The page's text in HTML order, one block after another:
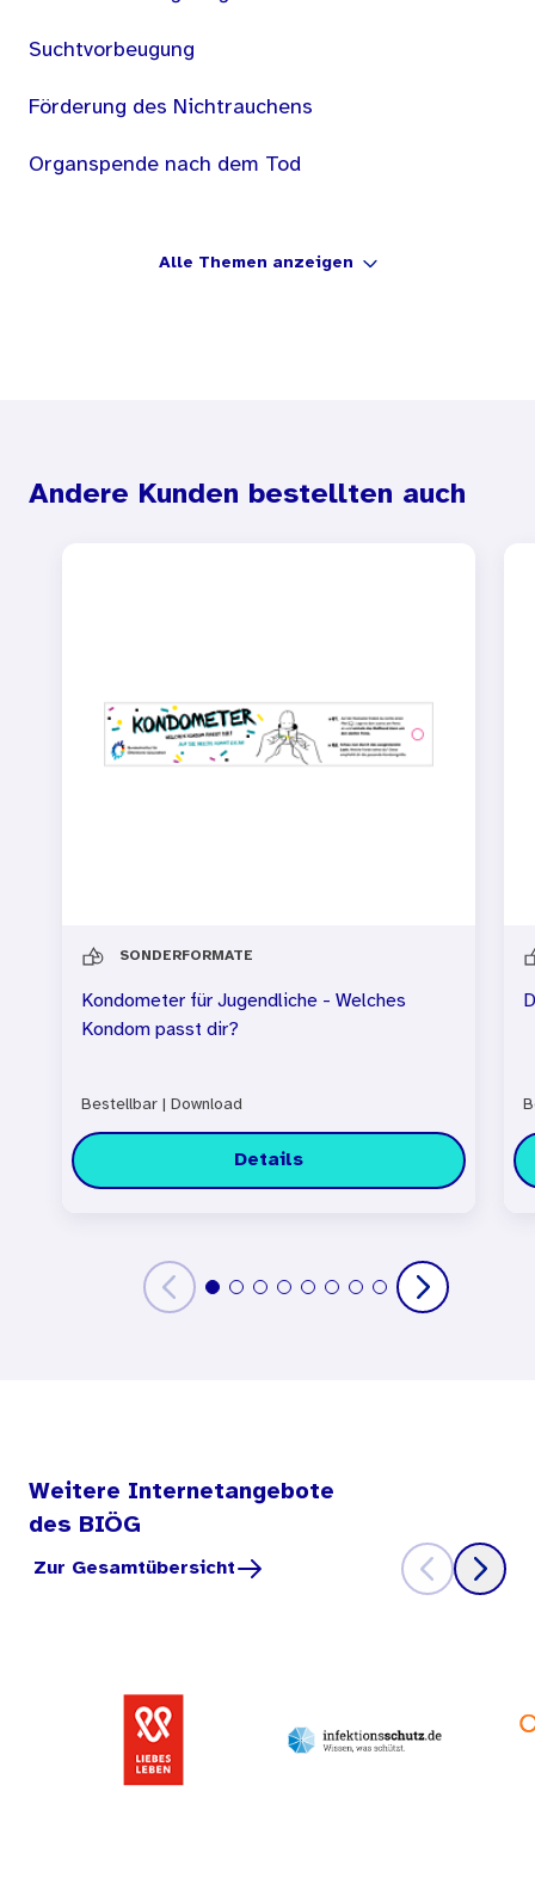
Suchtvorbeugung
Förderung des Nichtrauchens
Organspende nach dem Tod
Alle Themen anzeigen
Andere Kunden bestellten auch
SONDERFORMATE
Kondometer für Jugendliche - Welches
Kondom passt dir?
Bestellbar Download
Details
Weitere Internetangebote
des BIÖG
Zur Gesamtübersicht